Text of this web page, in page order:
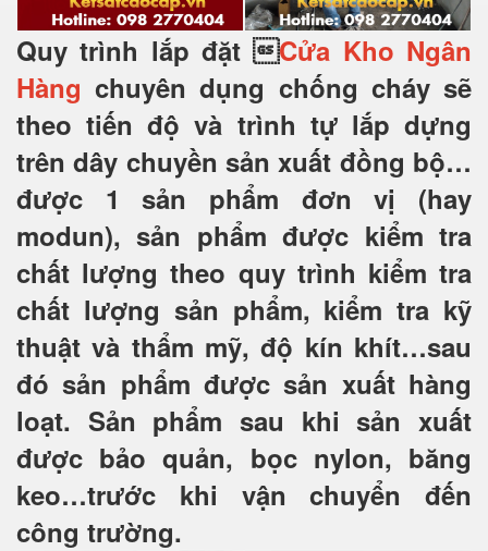
Quy trình lắp đặt Cửa Kho Ngân
Hàng chuyên dụng chống cháy sẽ
theo tiến độ và trình tự lắp dựng
trên dây chuyền sản xuất đồng bộ…
được 1 sản phẩm đơn vị (hay
modun), sản phẩm được kiểm tra
chất lượng theo quy trình kiểm tra
chất lượng sản phẩm, kiểm tra kỹ
thuật và thẩm mỹ, độ kín khít…sau
đó sản phẩm được sản xuất hàng
loạt. Sản phẩm sau khi sản xuất
được bảo quản, bọc nylon, băng
keo…trước khi vận chuyển đến
công trường.